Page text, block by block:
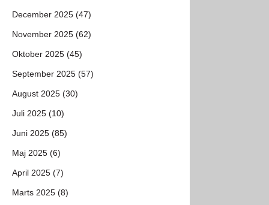
December 2025 (47)
November 2025 (62)
Oktober 2025 (45)
September 2025 (57)
August 2025 (30)
Juli 2025 (10)
Juni 2025 (85)
Maj 2025 (6)
April 2025 (7)
Marts 2025 (8)